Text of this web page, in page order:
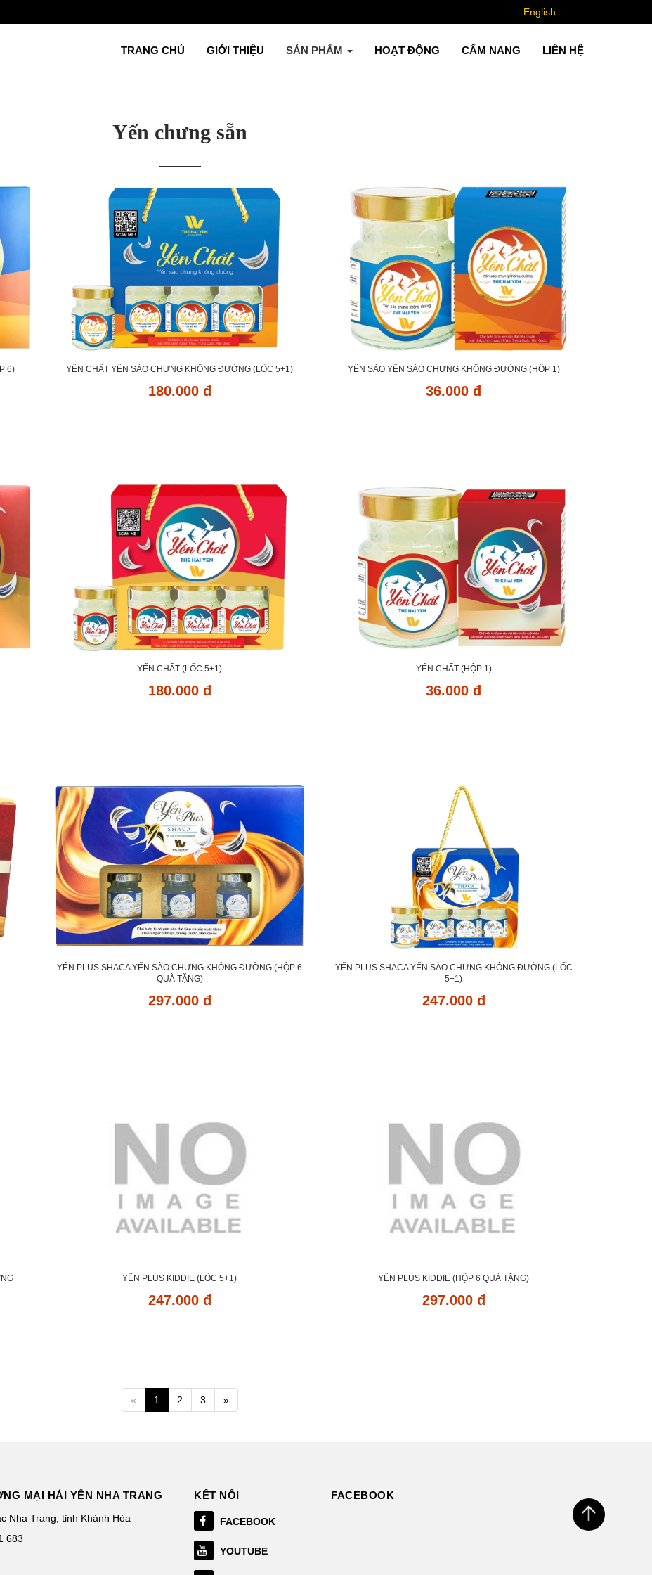
English
TRANG CHỦ GIỚI THIỆU SẢN PHẨM HOẠT ĐỘNG CẨM NANG LIÊN HỆ
Yến chưng sẵn
6) YẾN CHẤT YẾN SÀO CHƯNG KHÔNG ĐƯỜNG (LỐC 5+1)
180.000 đ
YẾN SÀO YẾN SÀO CHƯNG KHÔNG ĐƯỜNG (HỘP 1)
36.000 đ
YẾN CHẤT (LỐC 5+1)
180.000 đ
YẾN CHẤT (HỘP 1)
36.000 đ
YẾN PLUS SHACA YẾN SÀO CHƯNG KHÔNG ĐƯỜNG (HỘP 6
QUÀ TẶNG)
297.000 đ
YẾN PLUS SHACA YẾN SÀO CHƯNG KHÔNG ĐƯỜNG (LỐC
5+1)
247.000 đ
YẾN PLUS KIDDIE (LỐC 5+1)
247.000 đ
YẾN PLUS KIDDIE (HỘP 6 QUÀ TẶNG)
297.000 đ
« 1 2 3 »
MẠI HẢI YẾN NHA TRANG
Nha Trang, tỉnh Khánh Hòa
683
KẾT NỐI
FACEBOOK
YOUTUBE
FACEBOOK